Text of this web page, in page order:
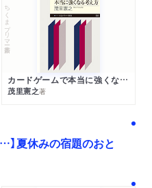
ちくまプリマー新書
カードゲームで本当に強くなる考え方
茂里憲之著
】夏休みの宿題のおと